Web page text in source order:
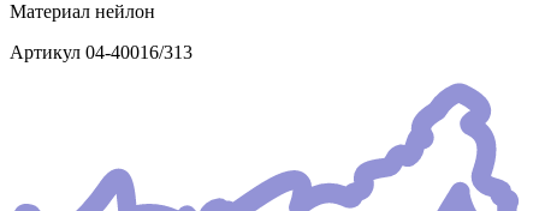
Материал нейлон
Артикул 04-40016/313